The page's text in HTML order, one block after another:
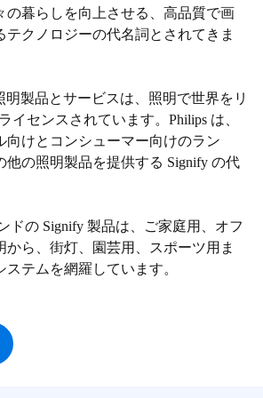
の暮らしを向上させる、高品質で画
テクノロジーの代名詞とされてきま
明製品とサービスは、照明で世界をリ
イセンスされています。Philips は、
向けとコンシューマー向けのラン
他の照明製品を提供する Signify の代
ドの Signify 製品は、ご家庭用、オフ
から、街灯、園芸用、スポーツ用ま
テムを網羅しています。